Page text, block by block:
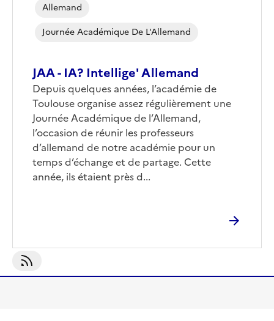
JAA - IA? Intellige' Allemand
Corps
Depuis quelques années, l’académie de
Toulouse organise assez régulièrement une
Journée Académique de l’Allemand,
l’occasion de réunir les professeurs
d’allemand de notre académie pour un
temps d’échange et de partage. Cette
année, ils étaient près d...
Allemand
Journée Académique De L'Allemand
S'abonner À Journée Académique De L&#039;Allemand